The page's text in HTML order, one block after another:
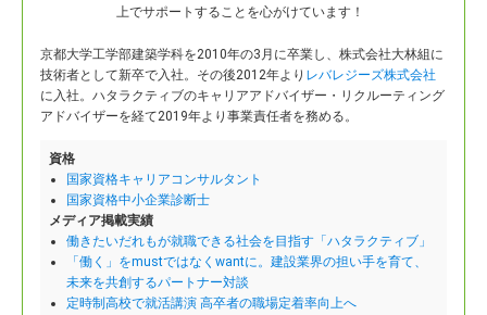
上でサポートすることを心がけています！
京都大学工学部建築学科を2010年の3月に卒業し、株式会社大林組に
技術者として新卒で入社。 その後2012年より レバレジーズ株式会社
に入社。ハタラクティブのキャリアアドバイザー・リクルーティング
アドバイザーを経て2019年より事業責任者を務める。
資格
国家資格キャリアコンサルタント
国家資格中小企業診断士
メディア掲載実績
働きたいだれもが就職できる社会を目指す「ハタラクティブ」
「働く」をmustではなくwantに。建設業界の担い手を育て、
未来を共創するパートナー対談
定時制高校で就活講演 高卒者の職場定着率向上へ